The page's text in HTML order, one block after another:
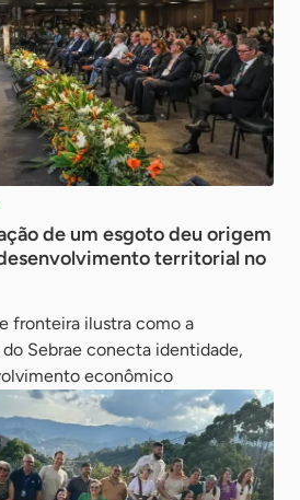
de um esgoto deu origem
territorial no
fronteira ilustra como a
Sebrae conecta identidade,
econômico